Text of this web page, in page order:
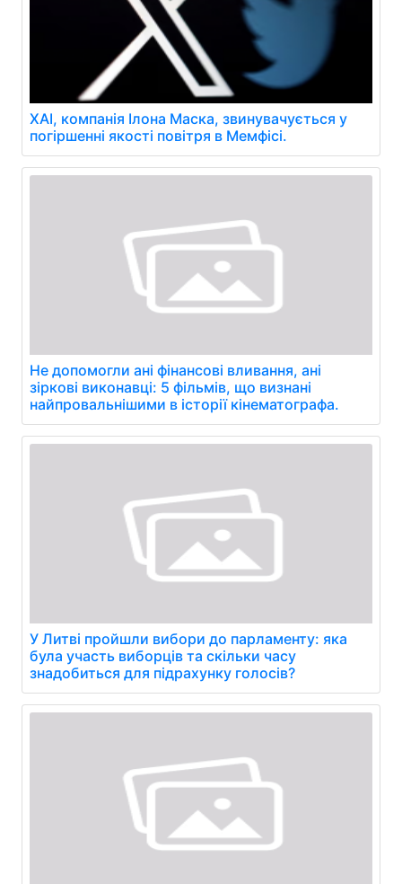
XAI, компанія Ілона Маска, звинувачується у
погіршенні якості повітря в Мемфісі.
Не допомогли ані фінансові вливання, ані
зіркові виконавці: 5 фільмів, що визнані
найпровальнішими в історії кінематографа.
У Литві пройшли вибори до парламенту: яка
була участь виборців та скільки часу
знадобиться для підрахунку голосів?